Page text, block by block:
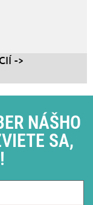
->
NÁŠHO
SA,